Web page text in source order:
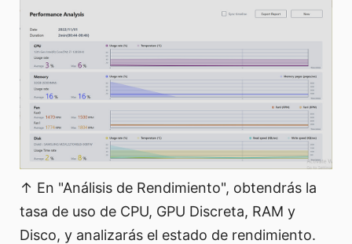
↑ En "Análisis de Rendimiento", obtendrás la
tasa de uso de CPU, GPU Discreta, RAM y
Disco, y analizarás el estado de rendimiento.